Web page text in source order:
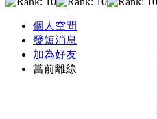
個人空間
發短消息
加為好友
當前離線